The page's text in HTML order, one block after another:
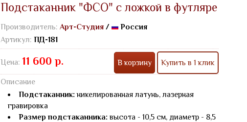
Подстаканник "ФСО" с ложкой в футляре
Производитель: Арт-Студия/
Россия
Артикул: ПД-181
Цена: 11 600 р. В корзину Купить в 1 клик
Описание
Подстаканник: никелированная латунь, лазерная
гравировка
Размер подстаканника: высота - 10,5 см, диаметр - 8,5